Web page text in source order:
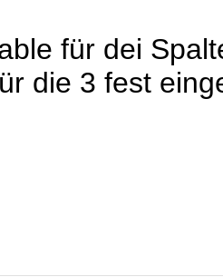
für dei
die 3 fest